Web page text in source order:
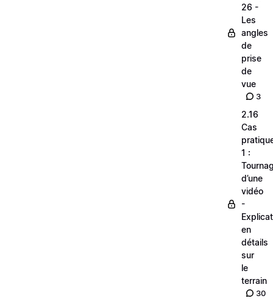
26 -
Les
angles
de
prise
de
vue
3
2.16
Cas
1 :
d’une
vidéo
-
en
détails
sur
le
terrain
30